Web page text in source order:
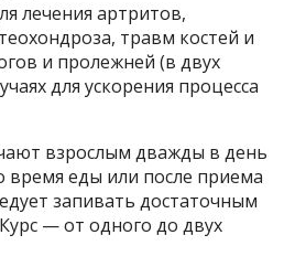
лечения артритов,
травм костей и
и пролежней (в двух
для ускорения процесса
взрослым дважды в день
время еды или после приема
запивать достаточным
— от одного до двух